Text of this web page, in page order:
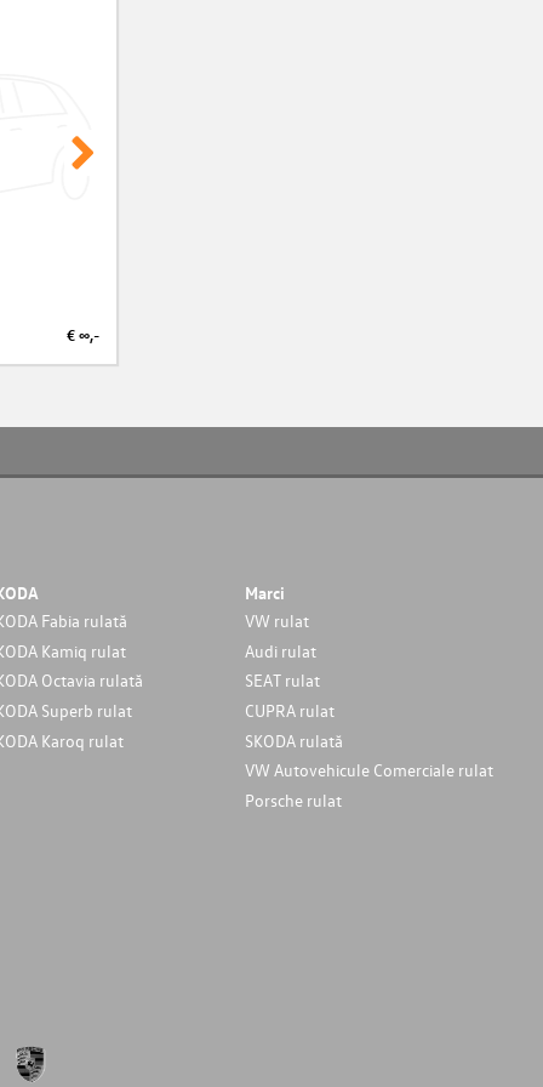
€ ∞,-
Fabia rulată
Kamiq rulat
Octavia rulată
Superb rulat
Karoq rulat
Marci
VW rulat
Audi rulat
SEAT rulat
CUPRA rulat
SKODA rulată
VW Autovehicule Comerciale rulat
Porsche rulat